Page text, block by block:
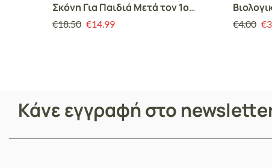
Σκόνη Για Παιδιά Μετά τον 1o
Χρόνο 400gr
€18.50 €14.99
10ο
€4.00 €
Κάνε εγγραφή στο